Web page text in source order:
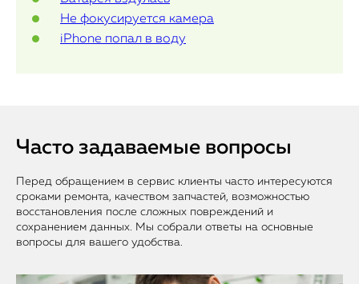
Не фокусируется камера
iPhone попал в воду
Часто задаваемые вопросы
Перед обращением в сервис клиенты часто интересуются
сроками ремонта, качеством запчастей, возможностью
восстановления после сложных повреждений и
сохранением данных. Мы собрали ответы на основные
вопросы для вашего удобства.